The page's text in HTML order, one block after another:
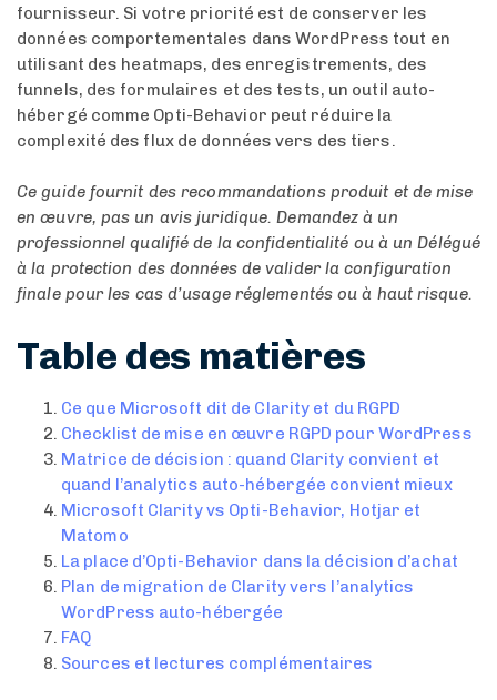
fournisseur. Si votre priorité est de conserver les
données comportementales dans WordPress tout en
utilisant des heatmaps, des enregistrements, des
funnels, des formulaires et des tests, un outil auto-
hébergé comme Opti-Behavior peut réduire la
complexité des flux de données vers des tiers.
Ce guide fournit des recommandations produit et de mise
en œuvre, pas un avis juridique. Demandez à un
professionnel qualifié de la confidentialité ou à un Délégué
à la protection des données de valider la configuration
finale pour les cas d’usage réglementés ou à haut risque.
Table des matières
Ce que Microsoft dit de Clarity et du RGPD
Checklist de mise en œuvre RGPD pour WordPress
Matrice de décision : quand Clarity convient et
quand l’analytics auto-hébergée convient mieux
Microsoft Clarity vs Opti-Behavior, Hotjar et
Matomo
La place d’Opti-Behavior dans la décision d’achat
Plan de migration de Clarity vers l’analytics
WordPress auto-hébergée
FAQ
Sources et lectures complémentaires